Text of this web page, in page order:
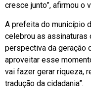
cresce junto”, afirmou o
A prefeita do município
celebrou as assinaturas
perspectiva da geração
aproveitar esse
vai fazer gerar riqueza,
tradução da cidadania”.